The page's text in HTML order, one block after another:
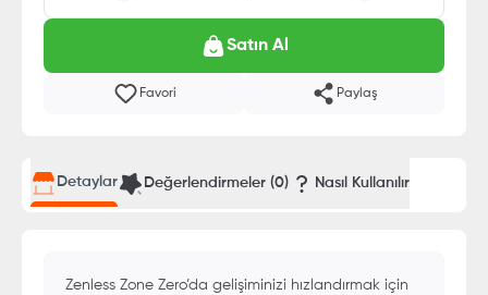
Satın Al
Favori Paylaş
Detaylar Değerlendirmeler (0) Nasıl Kullanılır
Zenless Zone Zero’da gelişiminizi hızlandırmak için